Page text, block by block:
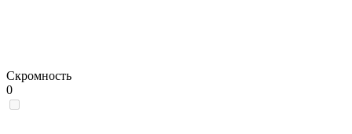
Скромность
0